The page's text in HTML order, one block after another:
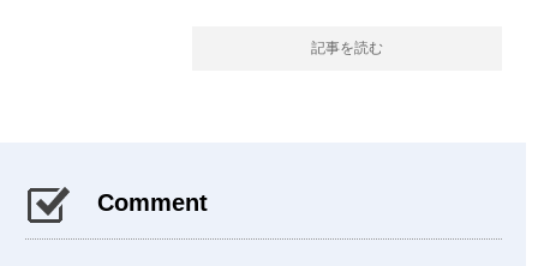
記事を読む
Comment